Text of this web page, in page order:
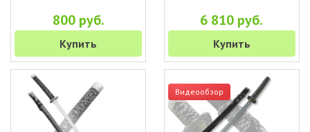
800 руб.
Купить
6 810 руб.
Купить
Видеообзор